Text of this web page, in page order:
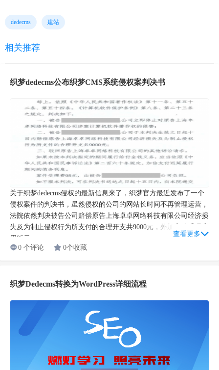
dedecms 建站
相关推荐
织梦dedecms公布织梦CMS系统侵权案判决书
关于织梦dedecms侵权的最新信息来了，织梦官方最近发布了一个
侵权案件的判决书，虽然侵权的公司的网站长时间不再管理运营，
法院依然判决被告公司赔偿原告上海卓卓网络科技有限公司经济损
失及为制止侵权行为所支付的合理开支共9000元，外加案件受理费
用95元。...
查看更多
0 个评论
0个收藏
织梦Dedecms转换为WordPress详细流程